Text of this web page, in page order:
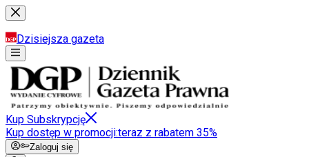
Dzisiejsza gazeta
Kup Subskrypcję
Kup dostęp w promocji:teraz z rabatem 35%
Zaloguj się